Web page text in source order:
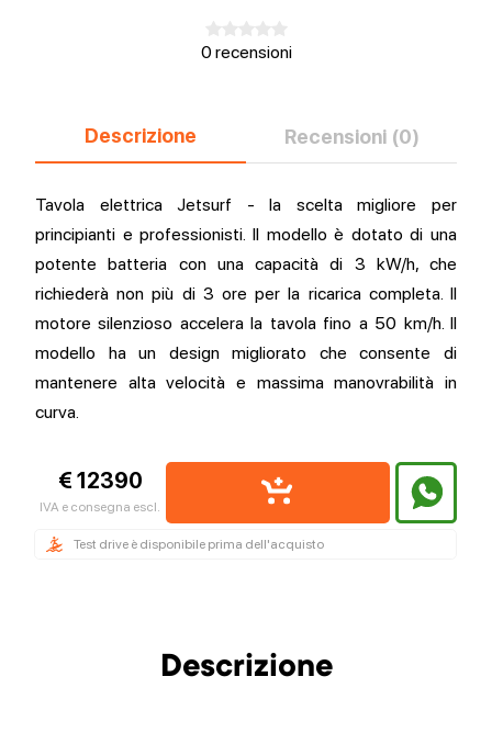
0 recensioni
Descrizione Recensioni (0)
Tavola elettrica Jetsurf - la scelta migliore per
principianti e professionisti. Il modello è dotato di una
potente batteria con una capacità di 3 kW/h, che
richiederà non più di 3 ore per la ricarica completa. Il
motore silenzioso accelera la tavola fino a 50 km/h. Il
modello ha un design migliorato che consente di
mantenere alta velocità e massima manovrabilità in
curva.
€ 12390
IVA e consegna escl.
Test drive è disponibile prima dell'acquisto
Descrizione